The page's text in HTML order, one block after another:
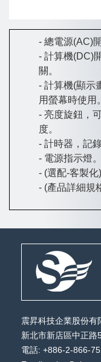
總電源(AC)開
計算機(DC)
關。
計算機(顯示
用螢幕時使用。
亮度旋鈕，
度。
計時器，記
電源指示燈。
(選配-客製化
(產品詳細規
震昇科技企業股份有
新北市新店區中正路
電話: +886-2-866-